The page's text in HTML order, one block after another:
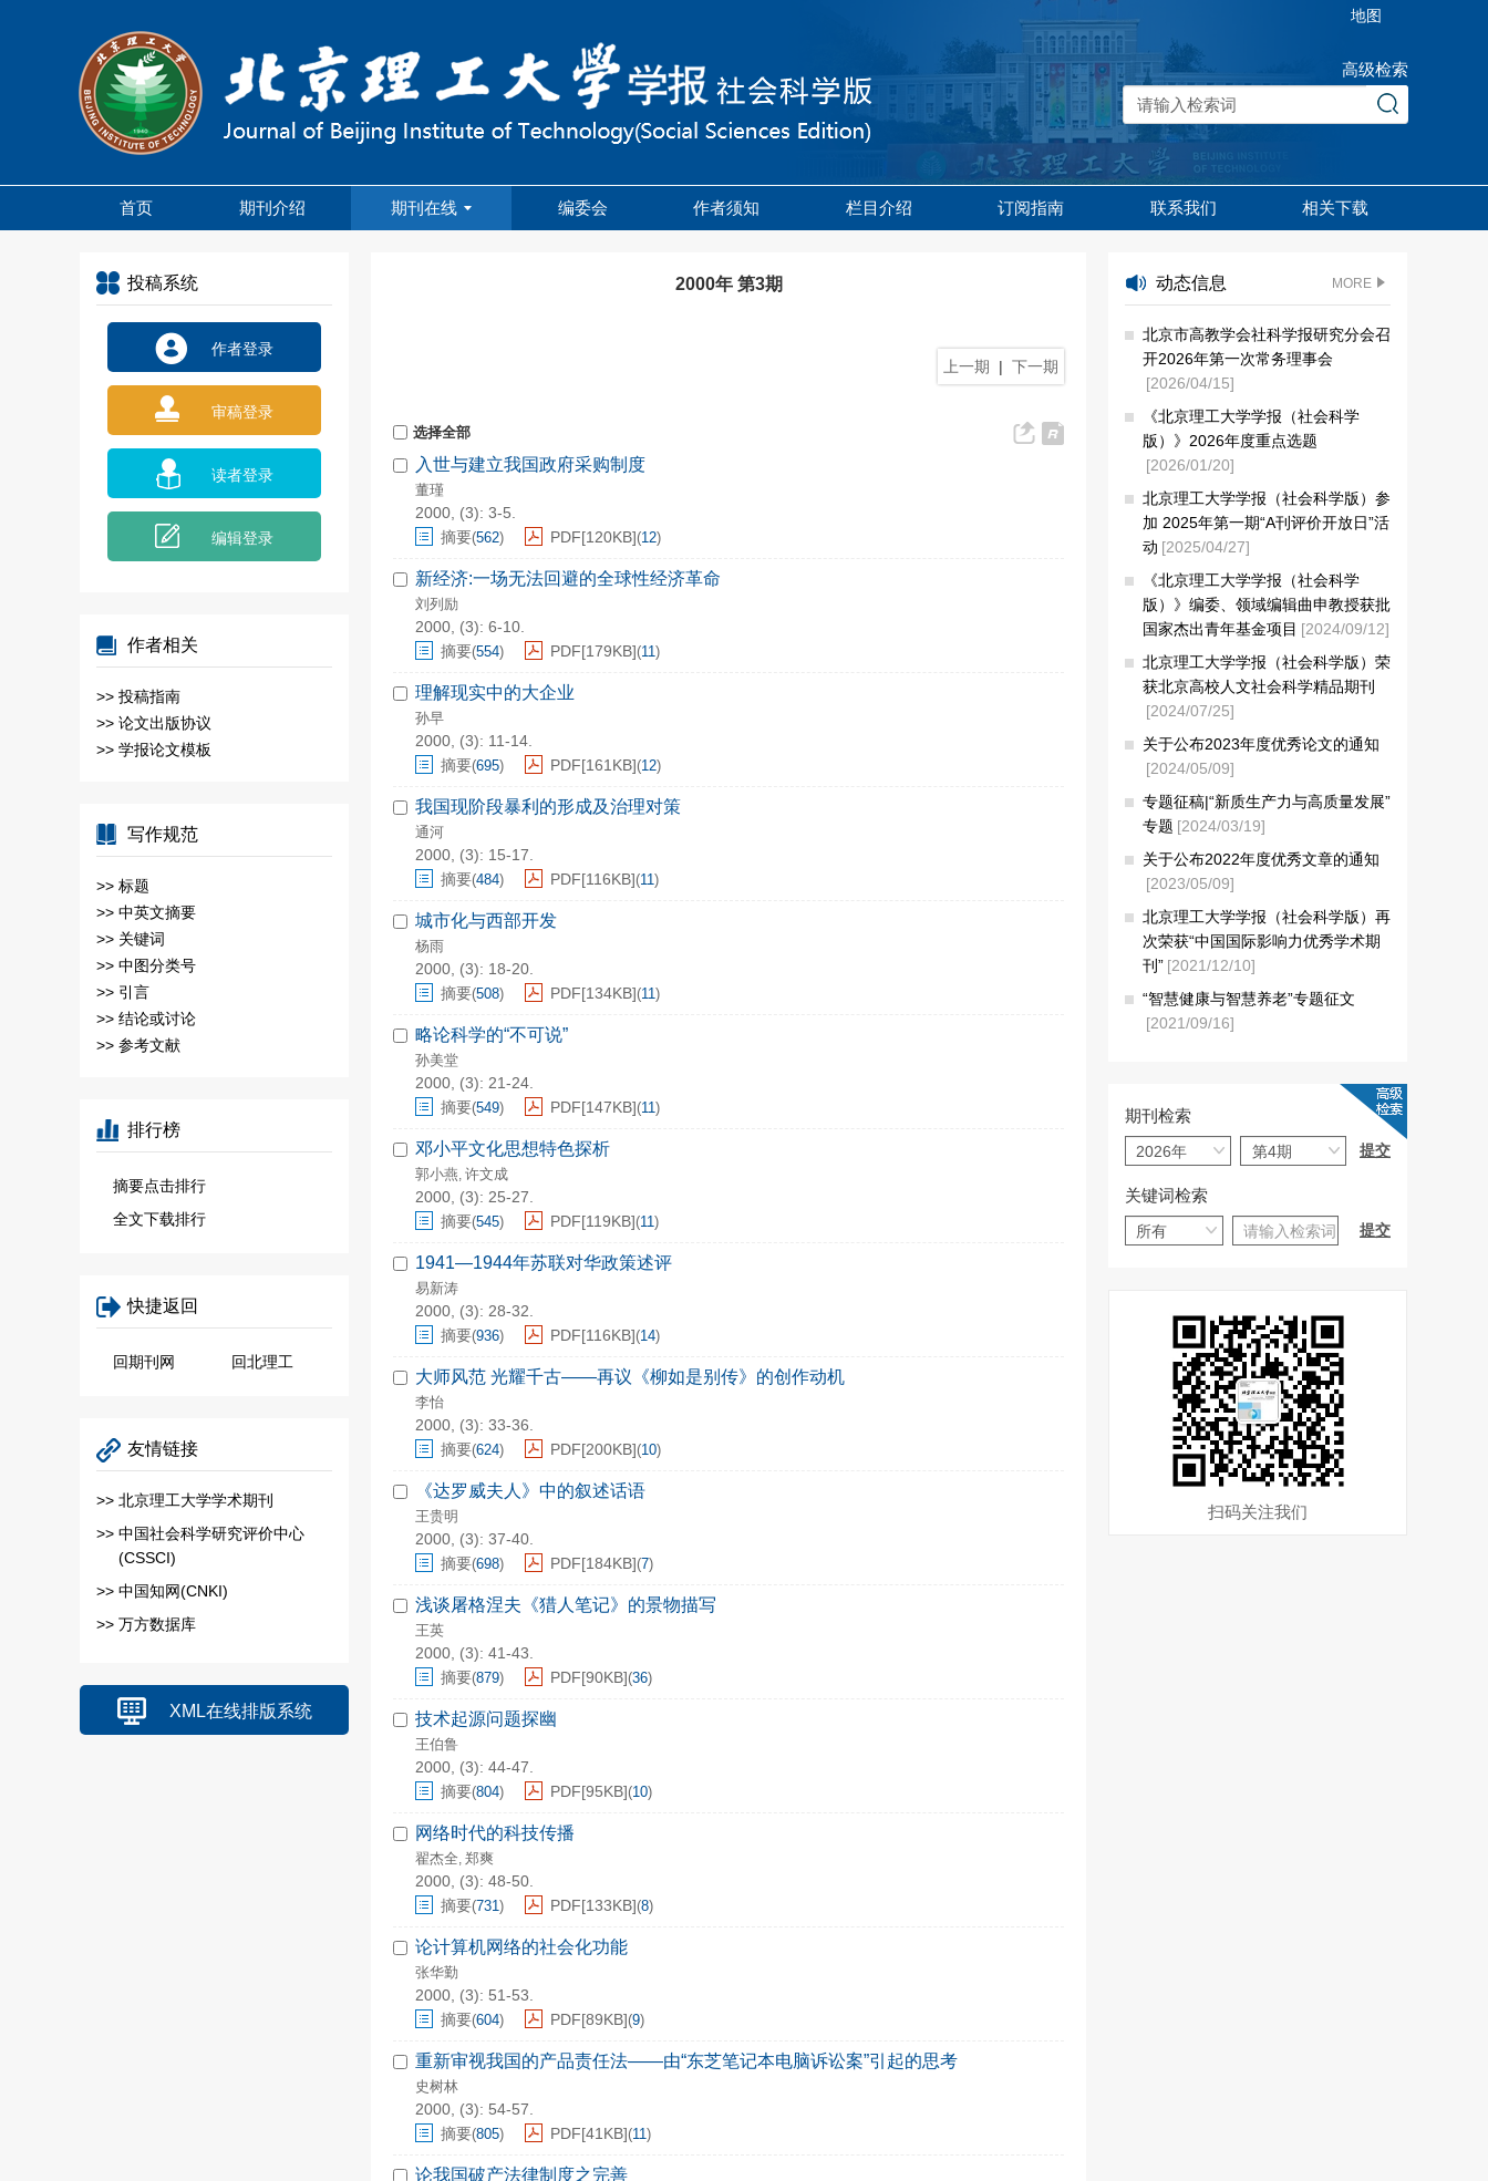
地图
高级检索
首页 期刊介绍 期刊在线 编委会 作者须知 栏目介绍 订阅指南 联系我们 相关下载
投稿系统
作者登录
审稿登录
读者登录
编辑登录
作者相关
>> 投稿指南
>> 论文出版协议
>> 学报论文模板
写作规范
>> 标题
>> 中英文摘要
>> 关键词
>> 中图分类号
>> 引言
>> 结论或讨论
>> 参考文献
排行榜
摘要点击排行
全文下载排行
快捷返回
回期刊网 回北理工
友情链接
>> 北京理工大学学术期刊
>> 中国社会科学研究评价中心
(CSSCI)
>> 中国知网(CNKI)
>> 万方数据库
XML在线排版系统
2000年 第3期
上一期 | 下一期
选择全部
入世与建立我国政府采购制度
董瑾
2000, (3): 3-5.
摘要(562) PDF[120KB](12)
新经济:一场无法回避的全球性经济革命
刘列励
2000, (3): 6-10.
摘要(554) PDF[179KB](11)
理解现实中的大企业
孙早
2000, (3): 11-14.
摘要(695) PDF[161KB](12)
我国现阶段暴利的形成及治理对策
通河
2000, (3): 15-17.
摘要(484) PDF[116KB](11)
城市化与西部开发
杨雨
2000, (3): 18-20.
摘要(508) PDF[134KB](11)
略论科学的“不可说”
孙美堂
2000, (3): 21-24.
摘要(549) PDF[147KB](11)
邓小平文化思想特色探析
郭小燕, 许文成
2000, (3): 25-27.
摘要(545) PDF[119KB](11)
1941—1944年苏联对华政策述评
易新涛
2000, (3): 28-32.
摘要(936) PDF[116KB](14)
大师风范 光耀千古——再议《柳如是别传》的创作动机
李怡
2000, (3): 33-36.
摘要(624) PDF[200KB](10)
《达罗威夫人》中的叙述话语
王贵明
2000, (3): 37-40.
摘要(698) PDF[184KB](7)
浅谈屠格涅夫《猎人笔记》的景物描写
王英
2000, (3): 41-43.
摘要(879) PDF[90KB](36)
技术起源问题探幽
王伯鲁
2000, (3): 44-47.
摘要(804) PDF[95KB](10)
网络时代的科技传播
翟杰全, 郑爽
2000, (3): 48-50.
摘要(731) PDF[133KB](8)
论计算机网络的社会化功能
张华勤
2000, (3): 51-53.
摘要(604) PDF[89KB](9)
重新审视我国的产品责任法——由“东芝笔记本电脑诉讼案”引起的思考
史树林
2000, (3): 54-57.
摘要(805) PDF[41KB](11)
论我国破产法律制度之完善
动态信息 MORE
北京市高教学会社科学报研究分会召
开2026年第一次常务理事会
[2026/04/15]
《北京理工大学学报（社会科学
版）》2026年度重点选题
[2026/01/20]
北京理工大学学报（社会科学版）参
加 2025年第一期“A刊评价开放日”活
动 [2025/04/27]
《北京理工大学学报（社会科学
版）》编委、领域编辑曲申教授获批
国家杰出青年基金项目 [2024/09/12]
北京理工大学学报（社会科学版）荣
获北京高校人文社会科学精品期刊
[2024/07/25]
关于公布2023年度优秀论文的通知
[2024/05/09]
专题征稿|“新质生产力与高质量发展”
专题 [2024/03/19]
关于公布2022年度优秀文章的通知
[2023/05/09]
北京理工大学学报（社会科学版）再
次荣获“中国国际影响力优秀学术期
刊” [2021/12/10]
“智慧健康与智慧养老”专题征文
[2021/09/16]
期刊检索
关键词检索
扫码关注我们